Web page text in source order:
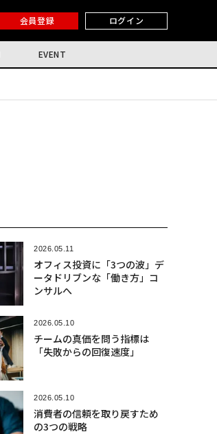
会員登録 ログイン
EVENT
2026.05.11
オフィス投資に「3つの波」デ
ータドリブンな「働き方」コ
ンサルへ
2026.05.10
チームの真価を問う指標は
「失敗からの回復速度」
2026.05.10
消費者の信頼を取り戻すため
の3つの戦略